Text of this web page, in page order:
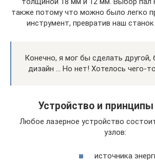
также потому что можно было легко
инструмент, превратив наш
Конечно, я мог бы сделать другой,
дизайн … Но нет! Хотелось чего-
Устройство и
Любое лазерное устройство
узлов:
источника